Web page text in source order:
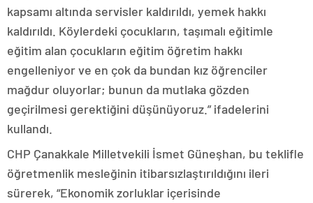
kapsamı altında servisler kaldırıldı, yemek hakkı
kaldırıldı. Köylerdeki çocukların, taşımalı eğitimle
eğitim alan çocukların eğitim öğretim hakkı
engelleniyor ve en çok da bundan kız öğrenciler
mağdur oluyorlar; bunun da mutlaka gözden
geçirilmesi gerektiğini düşünüyoruz.” ifadelerini
kullandı.
CHP Çanakkale Milletvekili İsmet Güneşhan, bu teklifle
öğretmenlik mesleğinin itibarsızlaştırıldığını ileri
sürerek, “Ekonomik zorluklar içerisinde